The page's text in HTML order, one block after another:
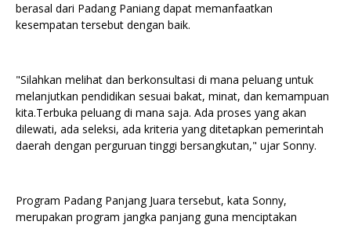
berasal dari Padang Paniang dapat memanfaatkan
kesempatan tersebut dengan baik.
"Silahkan melihat dan berkonsultasi di mana peluang untuk
melanjutkan pendidikan sesuai bakat, minat, dan kemampuan
kita.Terbuka peluang di mana saja. Ada proses yang akan
dilewati, ada seleksi, ada kriteria yang ditetapkan pemerintah
daerah dengan perguruan tinggi bersangkutan," ujar Sonny.
Program Padang Panjang Juara tersebut, kata Sonny,
merupakan program jangka panjang guna menciptakan